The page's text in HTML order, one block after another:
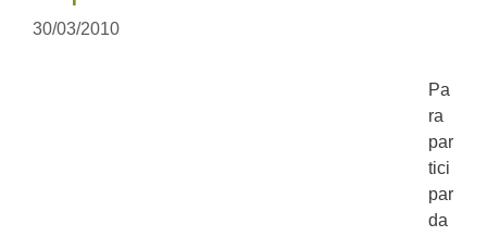
30/03/2010
Pa
ra
par
tici
par
da